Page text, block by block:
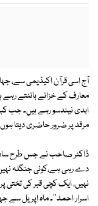
آج اسی قرآن اکیڈیمی سے،
معارف کے خزانے بانٹتے
ابدی نیندسو رہے ہیں۔ جب
مرقد پر ضرور حاضری دیتا
ڈاکٹر صاحب نے جس طرح
دے رہی ہے،کوئی جنگلہ
نہیں، ایک کچی قبر کی تختی
اسرار احمد''۔ ماہ اپریل